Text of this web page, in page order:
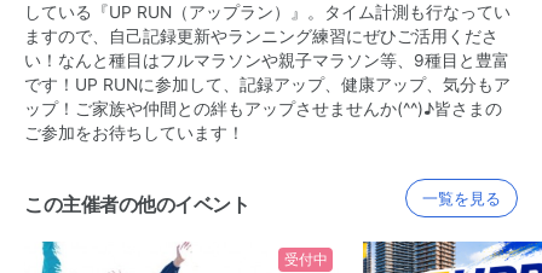
している『UP RUN（アップラン）』。タイム計測も行なってい
ますので、自己記録更新やランニング練習にぜひご活用くださ
い！なんと種目はフルマラソンや親子マラソン等、9種目と豊富
です！UP RUNに参加して、記録アップ、健康アップ、気分もア
ップ！ご家族や仲間との絆もアップさせませんか(^^)♪皆さまの
ご参加をお待ちしています！
この主催者の他のイベント 一覧を見る
受付中